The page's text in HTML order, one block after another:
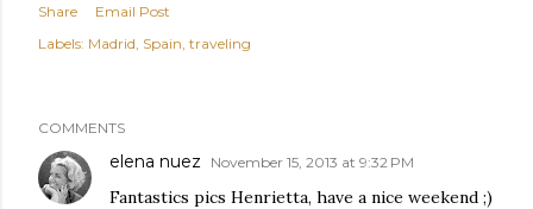
Share
Email Post
Labels: Madrid Spain traveling
COMMENTS
elena nuez November 15, 2013 at 9:32 PM
Fantastics pics Henrietta, have a nice weekend ;)